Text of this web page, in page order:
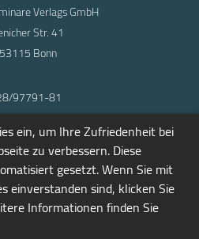
Verlags GmbH
Str. 41
Bonn
97791-81
2026
ein, um Ihre Zufriedenheit bei
zu verbessern. Diese
gesetzt. Wenn Sie mit
einverstanden sind, klicken Sie
Informationen finden Sie